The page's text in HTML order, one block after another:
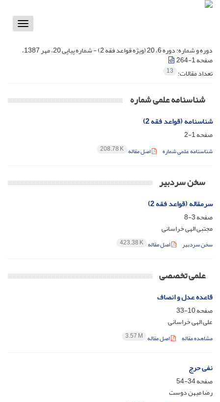
Toggle
دوره و شماره:
دوره 6، 20 (ویژه قواعد فقه 2) - شماره پیاپی 20، مهر 1387،
صفحه 1-264
تعداد مقالات: 13
شناسنامه علمی شماره
شناسنامه (قواعد فقه 2)
صفحه1-2
شناسنامه علمی شماره اصل مقاله 208.78 K
سخن سردبیر
سرمقاله (قواعد فقه 2)
صفحه3-8
مجتبی الهی خراسانی
سخن سردبیر اصل مقاله 423.38 K
علمی تخصصی
قاعده عدل و انصاف
صفحه10-33
علی الهی خراسانی
مشاهده مقاله اصل مقاله 3.57 M
نفی حرج
صفحه34-54
رضا میهن دوست